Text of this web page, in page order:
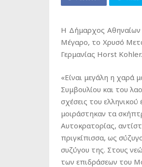
Η Δήμαρχος Αθηναίων
Μέγαρο, το Χρυσό
Γερμανίας Horst
«Είναι μεγάλη η χαρά
Συμβουλίου και του
σχέσεις του ελληνικού
μοιράστηκαν τα
Αυτοκρατορίας,
πριγκίπισσα, ως
συζύγου της. Στους
των επιδράσεων του